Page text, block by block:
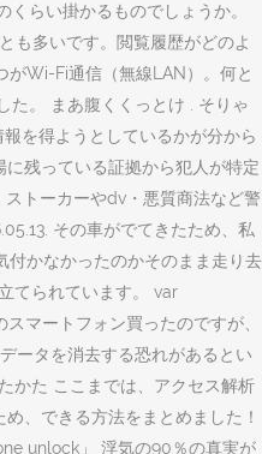
らい掛かるものでしょうか。
も多いです。閲覧履歴がどのよ
がWi-Fi通信（無線LAN）。何と
。 まあ腹くくっとけ . そりゃ
を得ようとしているかが分から
残っている証拠から犯人が特定
トーカーやdv・悪質商法など警
その車がでてきたため、私
付かなかったのかそのまま走り去
てられています。 var
マートフォン買ったのですが、
ータを消去する恐れがあるとい
た ここまでは、アクセス解析
、できる方法をまとめました！
unlock」 浮気の90％の真実が